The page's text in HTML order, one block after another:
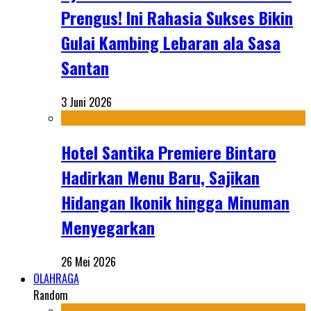
Prengus! Ini Rahasia Sukses Bikin
Gulai Kambing Lebaran ala Sasa
Santan
3 Juni 2026
Hotel Santika Premiere Bintaro
Hadirkan Menu Baru, Sajikan
Hidangan Ikonik hingga Minuman
Menyegarkan
26 Mei 2026
OLAHRAGA
Random